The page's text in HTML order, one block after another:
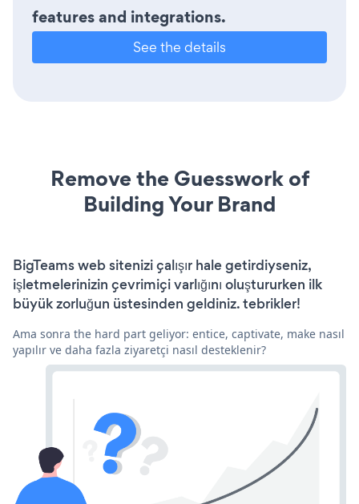
features and integrations.
See the details
Remove the Guesswork of
Building Your Brand
BigTeams web sitenizi çalışır hale getirdiyseniz,
işletmelerinizin çevrimiçi varlığını oluştururken ilk
büyük zorluğun üstesinden geldiniz. tebrikler!
Ama sonra the hard part geliyor: entice, captivate, make nasıl
yapılır ve daha fazla ziyaretçi nasıl desteklenir?